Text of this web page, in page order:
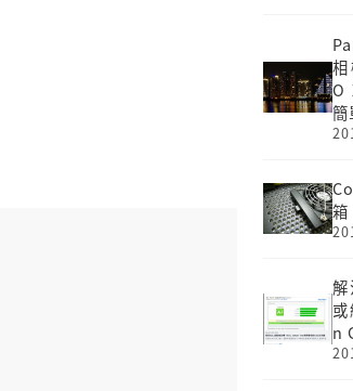
O
簡
箱
n